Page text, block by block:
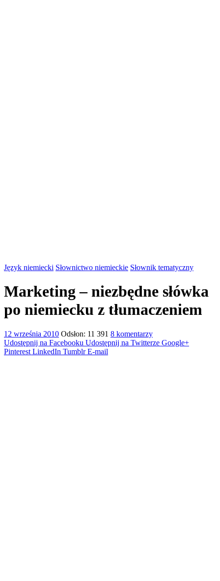
Język niemiecki Słownictwo niemieckie Słownik tematyczny
Marketing – niezbędne słówka
po niemiecku z tłumaczeniem
12 września 2010 Odsłon: 11 391 8 komentarzy
Udostępnij na Facebooku Udostępnij na Twitterze Google+
Pinterest LinkedIn Tumblr E-mail